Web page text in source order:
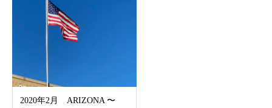
2020年2月 ARIZONA 〜